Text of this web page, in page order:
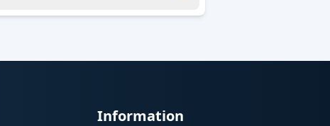
Information